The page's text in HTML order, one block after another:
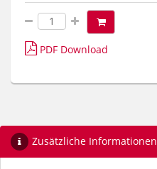
PDF Download
Zusätzliche Informationen